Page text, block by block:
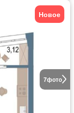
7фото
Новое